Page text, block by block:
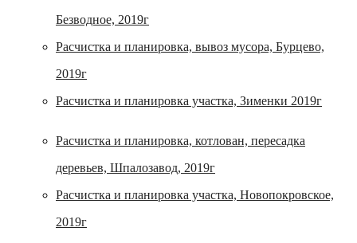
Безводное, 2019г
Расчистка и планировка, вывоз мусора, Бурцево,
2019г
Расчистка и планировка участка, Зименки 2019г
Расчистка и планировка, котлован, пересадка
деревьев, Шпалозавод, 2019г
Расчистка и планировка участка, Новопокровское,
2019г